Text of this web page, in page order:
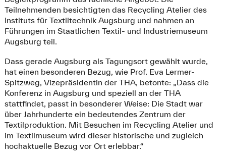
Teilnehmenden besichtigten das Recycling Atelier des
Instituts für Textiltechnik Augsburg und nahmen an
Führungen im Staatlichen Textil- und Industriemuseum
Augsburg teil.
Dass gerade Augsburg als Tagungsort gewählt wurde,
hat einen besonderen Bezug, wie Prof. Eva Lermer-
Spitzweg, Vizepräsidentin der THA, betonte: „Dass die
Konferenz in Augsburg und speziell an der THA
stattfindet, passt in besonderer Weise: Die Stadt war
über Jahrhunderte ein bedeutendes Zentrum der
Textilproduktion. Mit Besuchen im Recycling Atelier und
im Textilmuseum wird dieser historische und zugleich
hochaktuelle Bezug vor Ort erlebbar.“